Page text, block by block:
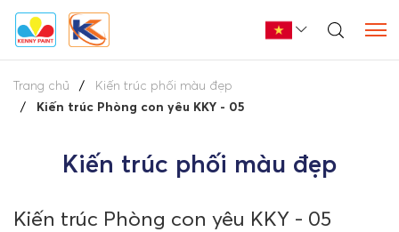
Trang chủ
Kiến trúc phối màu đẹp
Kiến trúc Phòng con yêu KKY - 05
Kiến trúc phối màu đẹp
Kiến trúc Phòng con yêu KKY - 05